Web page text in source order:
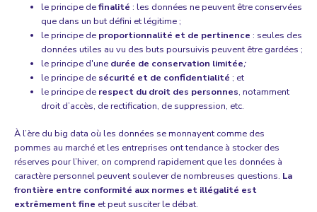
le principe definalité : les données ne peuvent être conservées
que dans un but défini et légitime ;
le principe deproportionnalité et de pertinence : seules des
données utiles au vu des buts poursuivis peuvent être gardées ;
le principe d'une durée de conservation limitée;
le principe de sécurité et de confidentialité ; et
le principe de respect du droit des personnes, notamment
droit d’accès, de rectification, de suppression, etc.
À l’ère du big data où les données se monnayent comme des
pommes au marché et les entreprises ont tendance à stocker des
réserves pour l’hiver, on comprend rapidement que les données à
caractère personnel peuvent soulever de nombreuses questions. La
frontière entre conformité aux normes et illégalité est
extrêmement fine et peut susciter le débat.